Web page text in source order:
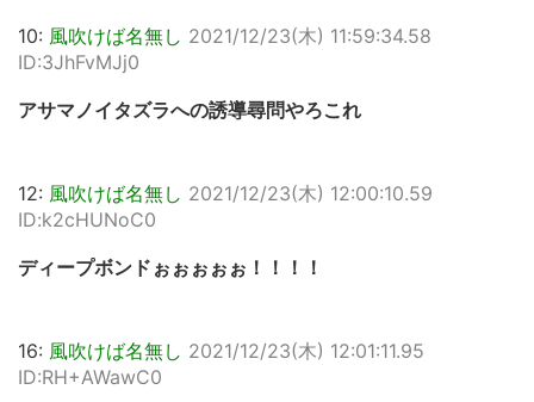
10: 風吹けば名無し 2021/12/23(木) 11:59:34.58
ID:3JhFvMJj0
アサマノイタズラへの誘導尋問やろこれ
12: 風吹けば名無し 2021/12/23(木) 12:00:10.59
ID:k2cHUNoC0
ディープボンドぉぉぉぉぉ！！！！
16: 風吹けば名無し 2021/12/23(木) 12:01:11.95
ID:RH+AWawC0